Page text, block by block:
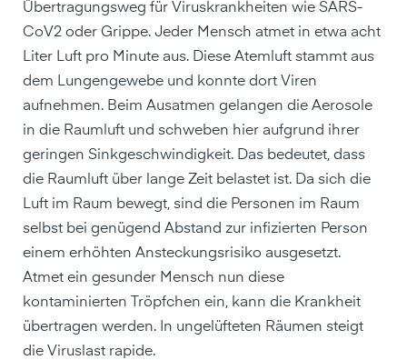
Übertragungsweg für Viruskrankheiten wie SARS-
CoV2 oder Grippe. Jeder Mensch atmet in etwa acht
Liter Luft pro Minute aus. Diese Atemluft stammt aus
dem Lungengewebe und konnte dort Viren
aufnehmen. Beim Ausatmen gelangen die Aerosole
in die Raumluft und schweben hier aufgrund ihrer
geringen Sinkgeschwindigkeit. Das bedeutet, dass
die Raumluft über lange Zeit belastet ist. Da sich die
Luft im Raum bewegt, sind die Personen im Raum
selbst bei genügend Abstand zur infizierten Person
einem erhöhten Ansteckungsrisiko ausgesetzt.
Atmet ein gesunder Mensch nun diese
kontaminierten Tröpfchen ein, kann die Krankheit
übertragen werden. In ungelüfteten Räumen steigt
die Viruslast rapide.